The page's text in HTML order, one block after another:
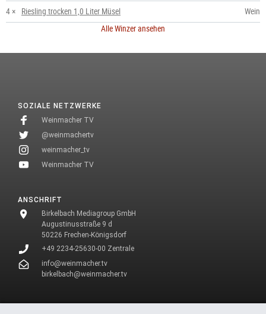
4 ×
Riesling trocken 1,0 Liter Müsel Wein
Alle Winzer ansehen
ANSCHRIFT
Birkelbach Mediagroup GmbH
Augustinusstraße 9 d
50226 Frechen-Königsdorf
+49 2234-25630-00 Zentrale
info@weinmacher.tv
birkelbach@weinmacher.tv
SOZIALE NETZWERKE
Weinmacher TV
@weinmachertv
weinmacher_tv
Weinmacher TV